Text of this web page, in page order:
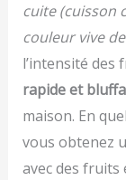
cuite (cuisson
couleur vive
l’intensité des
rapide et
maison. En
vous obtenez
avec des